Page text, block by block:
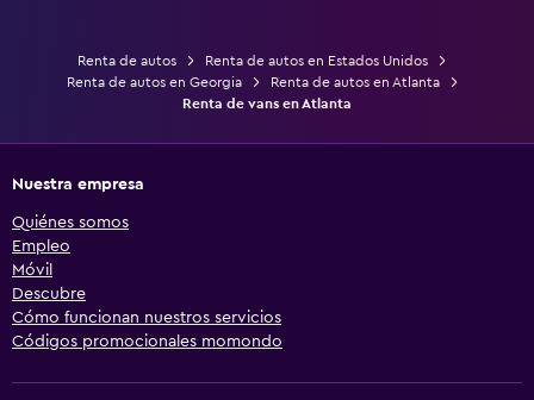
Renta de autos
Renta de autos en Estados Unidos
Renta de autos en Georgia
Renta de autos en Atlanta
Renta de vans en Atlanta
Nuestra empresa
Quiénes somos
Empleo
Móvil
Descubre
Cómo funcionan nuestros servicios
Códigos promocionales momondo